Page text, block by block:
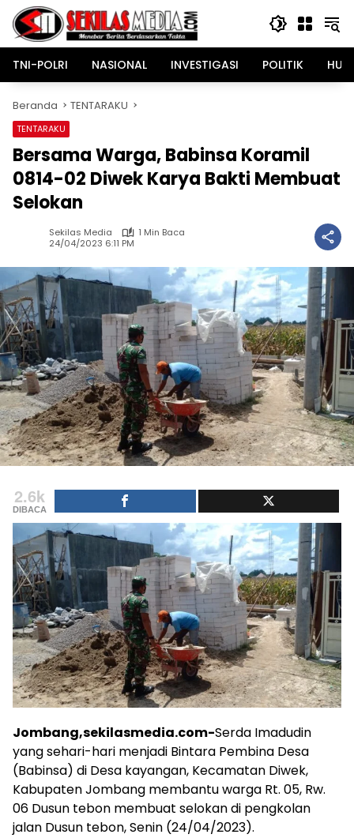
Langsung
konten
TNI-POLRI
NASIONAL INVESTIGASI POLITIK
Beranda TENTARAKU
TENTARAKU
Bersama Warga, Babinsa Koramil
0814-02 Diwek Karya Bakti Membuat
Selokan
Sekilas Media
1 Min Baca
24/04/2023 6:11 PM
2.6k
DIBACA
Jombang,sekilasmedia.com-Serda Imadudin
yang sehari-hari menjadi Bintara Pembina Desa
(Babinsa) di Desa kayangan, Kecamatan Diwek,
Kabupaten Jombang membantu warga Rt. 05, Rw.
06 Dusun tebon membuat selokan di pengkolan
jalan Dusun tebon, Senin (24/04/2023).